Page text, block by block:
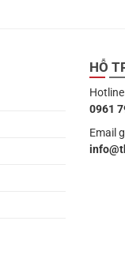
HỖ
0961
Email